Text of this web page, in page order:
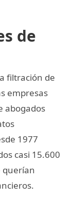
de
filtración de
empresas
abogados
1977
casi 15.600
querían